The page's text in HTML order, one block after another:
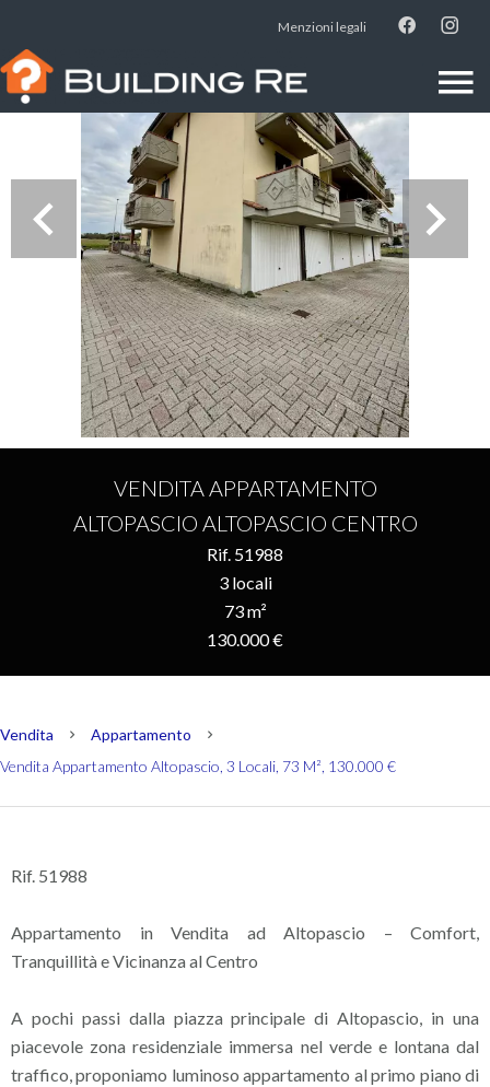
Menzioni legali
VENDITA APPARTAMENTO
ALTOPASCIO ALTOPASCIO CENTRO
Rif. 51988
3 locali
73 m²
130.000 €
Vendita
Appartamento
Vendita Appartamento Altopascio, 3 Locali, 73 M², 130.000 €
Rif. 51988
Appartamento in Vendita ad Altopascio – Comfort,
Tranquillità e Vicinanza al Centro
A pochi passi dalla piazza principale di Altopascio, in una
piacevole zona residenziale immersa nel verde e lontana dal
traffico, proponiamo luminoso appartamento al primo piano di